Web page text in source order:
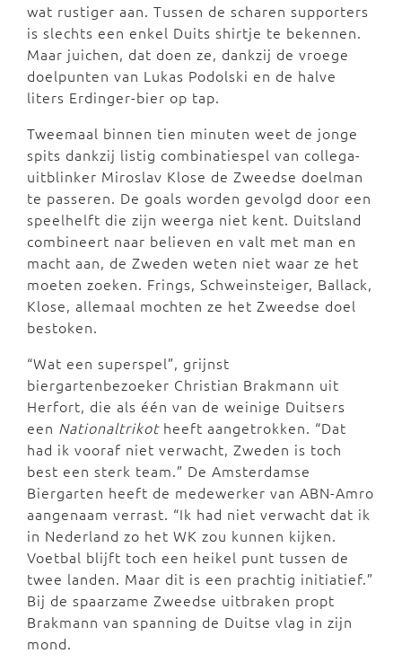
wat rustiger aan. Tussen de scharen supporters
is slechts een enkel Duits shirtje te bekennen.
Maar juichen, dat doen ze, dankzij de vroege
doelpunten van Lukas Podolski en de halve
liters Erdinger-bier op tap.
Tweemaal binnen tien minuten weet de jonge
spits dankzij listig combinatiespel van collega-
uitblinker Miroslav Klose de Zweedse doelman
te passeren. De goals worden gevolgd door een
speelhelft die zijn weerga niet kent. Duitsland
combineert naar believen en valt met man en
macht aan, de Zweden weten niet waar ze het
moeten zoeken. Frings, Schweinsteiger, Ballack,
Klose, allemaal mochten ze het Zweedse doel
bestoken.
“Wat een superspel”, grijnst
biergartenbezoeker Christian Brakmann uit
Herfort, die als één van de weinige Duitsers
een Nationaltrikotheeft aangetrokken. “Dat
had ik vooraf niet verwacht, Zweden is toch
best een sterk team.” De Amsterdamse
Biergarten heeft de medewerker van ABN-Amro
aangenaam verrast. “Ik had niet verwacht dat ik
in Nederland zo het WK zou kunnen kijken.
Voetbal blijft toch een heikel punt tussen de
twee landen. Maar dit is een prachtig initiatief.”
Bij de spaarzame Zweedse uitbraken propt
Brakmann van spanning de Duitse vlag in zijn
mond.